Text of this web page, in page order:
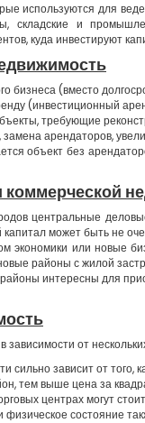
используются для
и
куда инвестируют
бизнеса (вместо
(инвестиционный
требующие
арендаторов,
объект без
центральные
может быть не
экономики или новые
районы с жилой
интересны для
от
сильно зависит от
тем выше цена за
центрах могут
физическое состояние